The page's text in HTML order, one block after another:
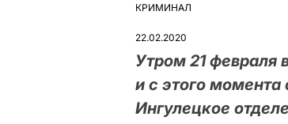
ОПУБЛІКУВАТИ
КРИМИНАЛ
22.02.2020
Утром 21 февраля
и с этого момента
Ингулецкое